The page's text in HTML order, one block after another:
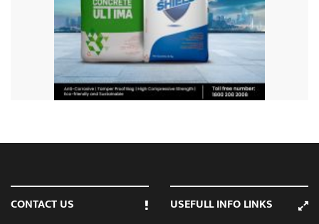
CONTACT US
USEFULL INFO LINKS